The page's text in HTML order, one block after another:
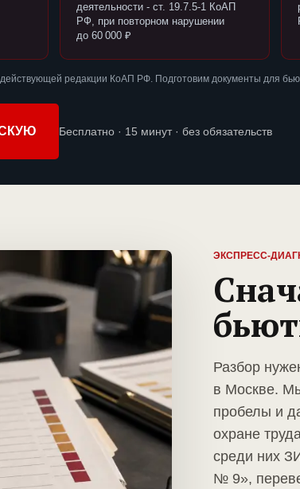
деятельности - ст. 19.7.5-1 КоАП
РФ, при повторном нарушении
до 60 000 ₽
редакции КоАП РФ. Подготовим документы для
Бесплатно · 15 минут · без обязательств
ЭКСПРЕСС-
Разбор
в Москве.
пробелы и
охране
среди них
№ 9»,